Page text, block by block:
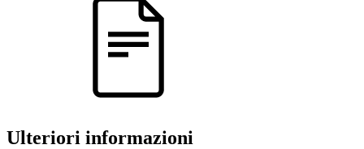
Ulteriori informazioni